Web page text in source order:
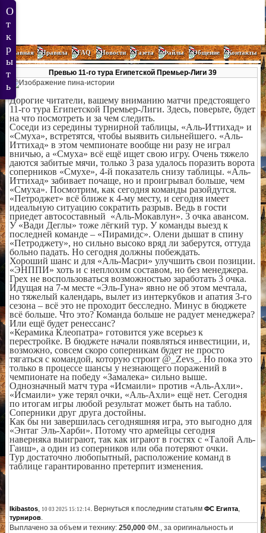
Главная Правила FAQ Новости Газета Файлы Общение Контакты
Превью 11-го тура Египетской Премьер-Лиги 39
Дорогие читатели, вашему вниманию матчи предстоящего
11-го тура Египетской Премьер-Лиги. Здесь, поверьте, будет
на что посмотреть и за чем следить.
Соседи из середины турнирной таблицы, «Аль-Иттихад» и
«Смуха», встретятся, чтобы выявить сильнейшего. «Аль-
Иттихад» в этом чемпионате вообще ни разу не играл
вничью, а «Смуха» всё ещё ищет свою игру. Очень тяжело
даются забитые мячи, только 3 раза удалось поразить ворота
соперников «Смухе», 4-й показатель снизу таблицы. «Аль-
Иттихад» забивает почаще, но и проигрывал больше, чем
«Смуха». Посмотрим, как сегодня команды разойдутся.
«Петроджет» всё ближе к 4-му месту, и сегодня имеет
идеальную ситуацию сократить разрыв. Ведь в гости
приедет автосоставный «Аль-Мокавлун». 3 очка авансом.
У «Вади Деглы» тоже лёгкий тур. У команды выезд к
последней команде – «Пирамидс». Олени дышат в спину
«Петроджету», но сильно высоко вряд ли заберутся, оттуда
больно падать. Но сегодня должны побеждать.
Хороший шанс и для «Аль-Масри» улучшить свои позиции.
«ЭНППИ» хоть и с неплохим составом, но без менеджера.
Грех не воспользоваться возможностью заработать 3 очка.
Идущая на 7-м месте «Эль-Гуна» явно не об этом мечтала,
но тяжелый календарь, вылет из интеркубков и апатия 3-го
сезона – всё это не проходит бесследно. Минус в бюджете
всё больше. Что это? Команда больше не радует менеджера?
Или ещё будет ренессанс?
«Керамика Клеопатра» готовится уже всерьез к
перестройке. В бюджете начали появляться инвестиции, и,
возможно, совсем скоро соперникам будет не просто
тягаться с командой, которую строит @_Zevs_. Но пока это
только в процессе шансы у незнающего поражений в
чемпионате на победу «Замалека» сильно выше.
Однозначный матч тура «Исмаили» против «Аль-Ахли».
«Исмаили» уже терял очки, «Аль-Ахли» ещё нет. Сегодня
по итогам игры любой результат может быть на табло.
Соперники друг друга достойны.
Как бы ни завершилась сегодняшняя игра, это выгодно для
«Энтаг Эль-Харби». Потому что армейцы сегодня
наверняка выиграют, так как играют в гостях с «Талой Аль-
Гаиш», а один из соперников или оба потеряют очки.
Тур достаточно любопытный, расположение команд в
таблице гарантированно претерпит изменения.
Ikibastos, 10 03 2025 15:12:14. Вернуться к последним статьям ФС Египта,
турниров.
Выплачено за объем и технику: 250,000ФМ., за оригинальность и